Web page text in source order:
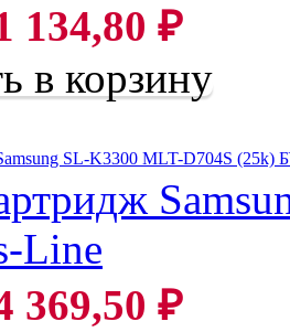
134,80 ₽
в корзину
Line
369,50 ₽